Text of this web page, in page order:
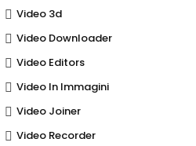
Video 3d
Video Downloader
Video Editors
Video In Immagini
Video Joiner
Video Recorder